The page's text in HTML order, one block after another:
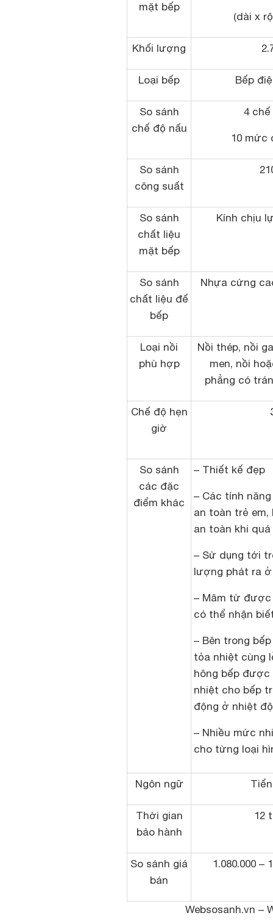
mặt bếp
(dài x
Khối lượng
Loại bếp Bếp
So sánh
chế độ nấu
4
10 mức
So sánh
công suất
So sánh
chất liệu
mặt bếp
Kính chịu
So sánh
chất liệu đế
bếp
Nhựa cứng
Loại nồi
phù hợp
Nồi thép, nồi
men, nồi
phẳng có
Chế độ hẹn
giờ
So sánh
các đặc
điểm khác
– Thiết kế đẹp
– Các tính
an toàn trẻ em,
an toàn khi
– Sử dụng tới
lượng phát ra
– Mâm từ được
có thể nhận
– Bên trong
tỏa nhiệt cùng
hông bếp
nhiệt cho bếp
động ở nhiệt
– Nhiều mức
cho từng loại
Ngôn ngữ
Thời gian
bảo hành
12
So sánh giá
bán
1.080.000 –
Websosanh.vn –